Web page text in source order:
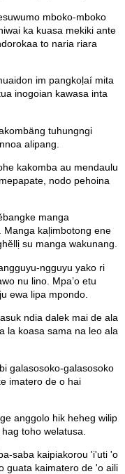
mboko-mboko
ka kuasa mekiki ante
to naria riara
im pangkoḷaí mita
inogoian kawasa inta
tuhungngi
alipang.
kakomba au mendaulu
nodo pehoina
manga
Manga kal᷊imbotong ene
su manga wakunang.
ngguyu yako ri
nu lino. Mpa’o etu
ewa lipa mpondo.
ndia dalek mai de ala
la koasa sama na leo ala
galasosoko-galasosoko
imatero de o hai
anggolo hik heheg wilip
toho welatusa.
saba kaipiakorou 'i'uti 'o
guata kaimatero de 'o aili